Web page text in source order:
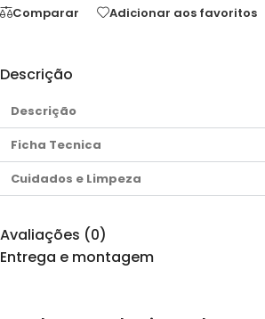
Comparar Adicionar aos favoritos
Descrição
Descrição
Ficha Tecnica
Cuidados e Limpeza
Avaliações (0)
Entrega e montagem